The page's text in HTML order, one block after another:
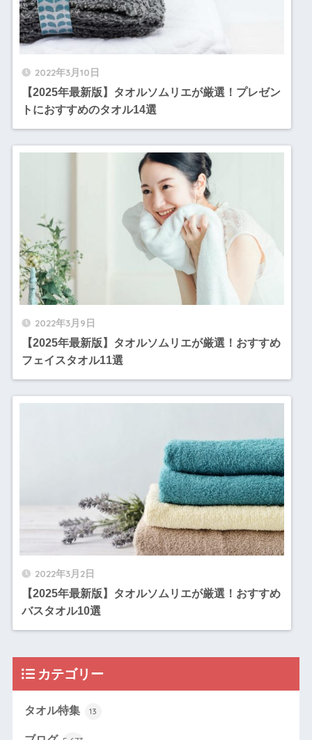
2022年3月10日
【2025年最新版】タオルソムリエが厳選！プレゼン
トにおすすめのタオル14選
2022年3月9日
【2025年最新版】タオルソムリエが厳選！おすすめ
フェイスタオル11選
2022年3月2日
【2025年最新版】タオルソムリエが厳選！おすすめ
バスタオル10選
カテゴリー
タオル特集 13